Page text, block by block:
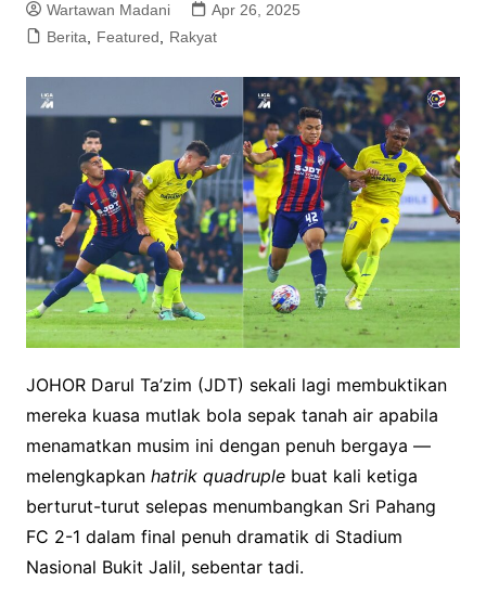
Wartawan Madani
Apr 26, 2025
Berita, Featured, Rakyat
JOHOR Darul Ta’zim (JDT) sekali lagi membuktikan
mereka kuasa mutlak bola sepak tanah air apabila
menamatkan musim ini dengan penuh bergaya —
melengkapkan hatrik quadruplebuat kali ketiga
berturut-turut selepas menumbangkan Sri Pahang
FC 2-1 dalam final penuh dramatik di Stadium
Nasional Bukit Jalil, sebentar tadi.